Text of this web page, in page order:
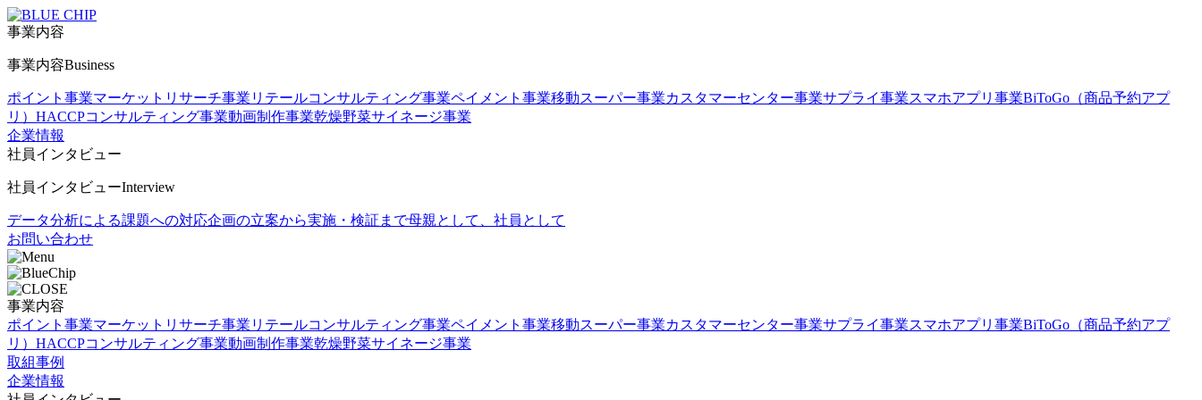
事業内容
事業内容Business
ポイント事業マーケットリサーチ事業 リテールコンサルティング事業ペイメント事業移動スーパー事業カスタマーセンター事業サプライ事業スマホアプリ事業BiToGo（商品予約アプ
リ） HACCPコンサルティング事業動画制作事業乾燥野菜サイネージ事業
企業情報
社員インタビュー
社員インタビューInterview
データ分析による課題への対応企画の立案から実施・検証まで母親として、社員として
お問い合わせ
事業内容
ポイント事業マーケットリサーチ事業 リテールコンサルティング事業ペイメント事業移動スーパー事業カスタマーセンター事業サプライ事業スマホアプリ事業BiToGo（商品予約アプ
リ） HACCPコンサルティング事業動画制作事業乾燥野菜サイネージ事業
取組事例
企業情報